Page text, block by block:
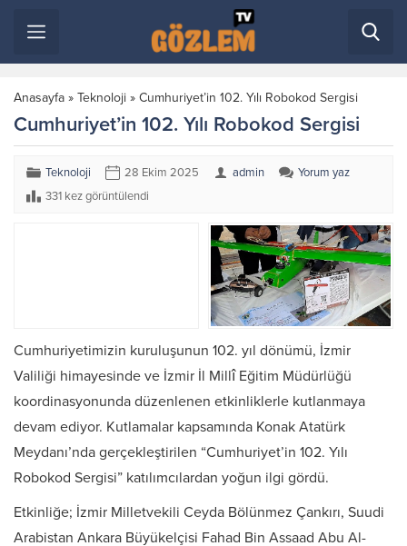
Anasayfa » Teknoloji » Cumhuriyet’in 102. Yılı Robokod Sergisi
Cumhuriyet’in 102. Yılı Robokod Sergisi
Teknoloji 28 Ekim 2025 admin
Yorum yaz
331 kez görüntülendi
Cumhuriyetimizin kuruluşunun 102. yıl dönümü, İzmir
Valiliği himayesinde ve İzmir İl Millî Eğitim Müdürlüğü
koordinasyonunda düzenlenen etkinliklerle kutlanmaya
devam ediyor. Kutlamalar kapsamında Konak Atatürk
Meydanı’nda gerçekleştirilen “Cumhuriyet’in 102. Yılı
Robokod Sergisi” katılımcılardan yoğun ilgi gördü.
Etkinliğe; İzmir Milletvekili Ceyda Bölünmez Çankırı, Suudi
Arabistan Ankara Büyükelçisi Fahad Bin Assaad Abu Al-